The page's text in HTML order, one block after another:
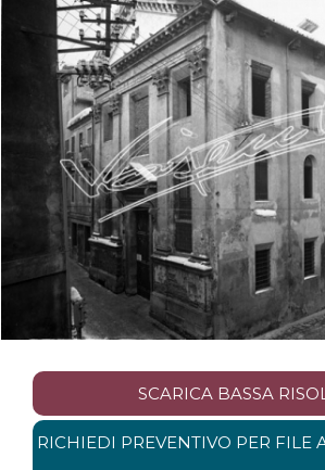
SCARICA BASSA
RICHIEDI PREVENTIVO PER FILE